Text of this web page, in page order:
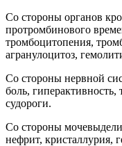
Со стороны органов
протромбинового
тромбоцитопения,
агранулоцитоз,
Со стороны нервной
боль, гиперактивность,
судороги.
Со стороны
нефрит, кристаллурия,